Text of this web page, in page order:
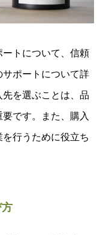
トについて、信頼
ポートについて詳
を選ぶことは、品
です。また、購入
行うために役立ち